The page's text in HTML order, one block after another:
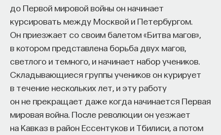
до Первой мировой войны он начинает
курсировать между Москвой и Петербургом.
Он приезжает со своим балетом «Битва магов»,
в котором представлена борьба двух магов,
светлого и темного, и начинает набор учеников.
Складывающиеся группы учеников он курирует
в течение нескольких лет, и эту работу
он не прекращает даже когда начинается Первая
мировая война. После революции он уезжает
на Кавказ в район Ессентуков и Тбилиси, а потом
— Лучше понимать, что происходит с нами
во сне
— Заботиться о качестве своего сна
— Определять, какими способами можно
улучшить свой сон
— Использовать когнитивно-поведенческую
терапию и другие подходы при нарушениях
сна